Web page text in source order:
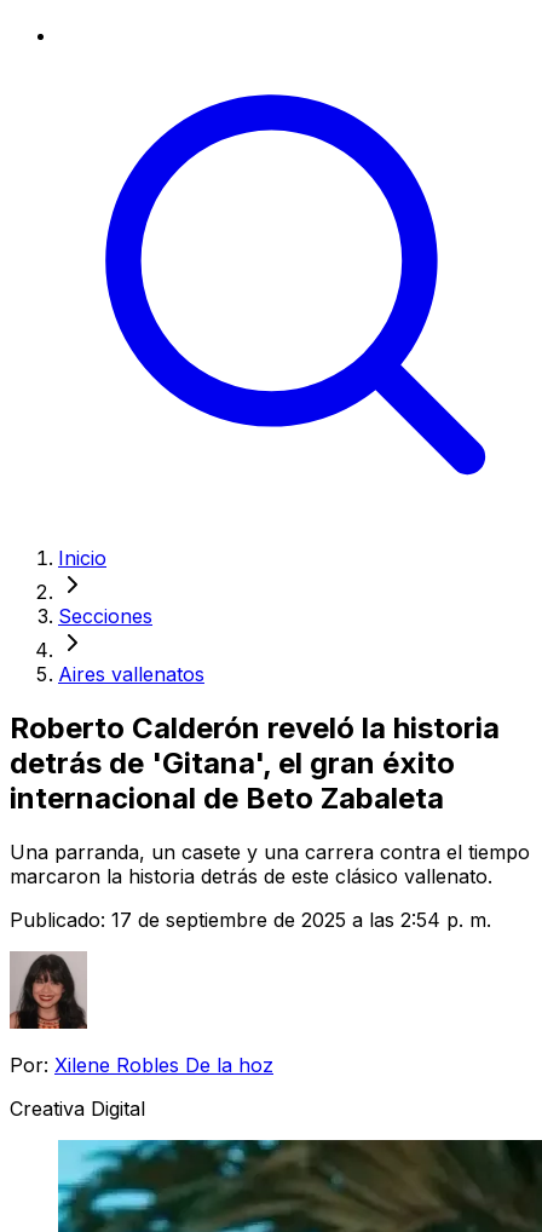
Inicio
Secciones
Aires vallenatos
Roberto Calderón reveló la historia
detrás de 'Gitana', el gran éxito
internacional de Beto Zabaleta
Una parranda, un casete y una carrera contra el tiempo
marcaron la historia detrás de este clásico vallenato.
Publicado: 17 de septiembre de 2025 a las 2:54 p. m.
Por: Xilene Robles De la hoz
Creativa Digital